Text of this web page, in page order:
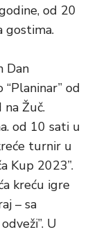
od 20
gostima.
Dan
od
Žuč.
od 10 sati u
turnir u
Kup 2023”.
kreću igre
– sa
U